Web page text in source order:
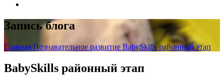
Запись блога
Главная Познавательное развитие BabySkills районный этап
BabySkills районный этап